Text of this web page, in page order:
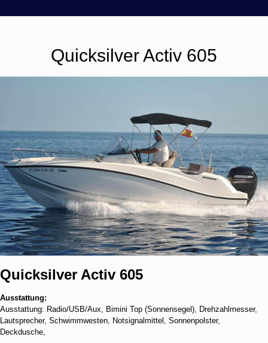
Quicksilver Activ 605
Quicksilver Activ 605
Ausstattung:
Ausstattung: Radio/USB/Aux, Bimini Top (Sonnensegel), Drehzahlmesser,
Lautsprecher, Schwimmwesten, Notsignalmittel, Sonnenpolster,
Deckdusche,